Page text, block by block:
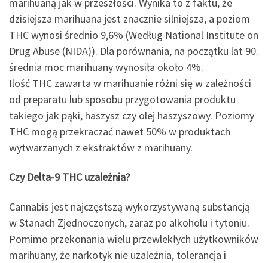
dzisiejsza marihuana jest znacznie silniejsza, a poziom
THC wynosi średnio 9,6% (Według National Institute on
Drug Abuse (NIDA)). Dla porównania, na początku lat 90.
średnia moc marihuany wynosiła około 4%.
Ilość THC zawarta w marihuanie różni się w zależności
od preparatu lub sposobu przygotowania produktu
takiego jak pąki, haszysz czy olej haszyszowy. Poziomy
THC mogą przekraczać nawet 50% w produktach
wytwarzanych z ekstraktów z marihuany.
Czy Delta-9 THC uzależnia?
Cannabis jest najczęstszą wykorzystywaną substancją
w Stanach Zjednoczonych, zaraz po alkoholu i tytoniu.
Pomimo przekonania wielu przewlekłych użytkowników
marihuany, że narkotyk nie uzależnia, tolerancja i